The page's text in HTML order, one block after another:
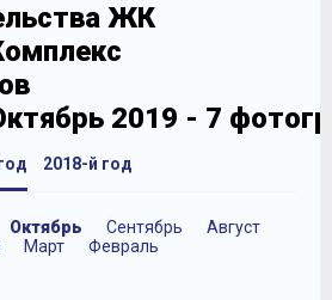
ЖК
2019 - 7
Октябрь Сентябрь
Август
Март Февраль
2018-й год